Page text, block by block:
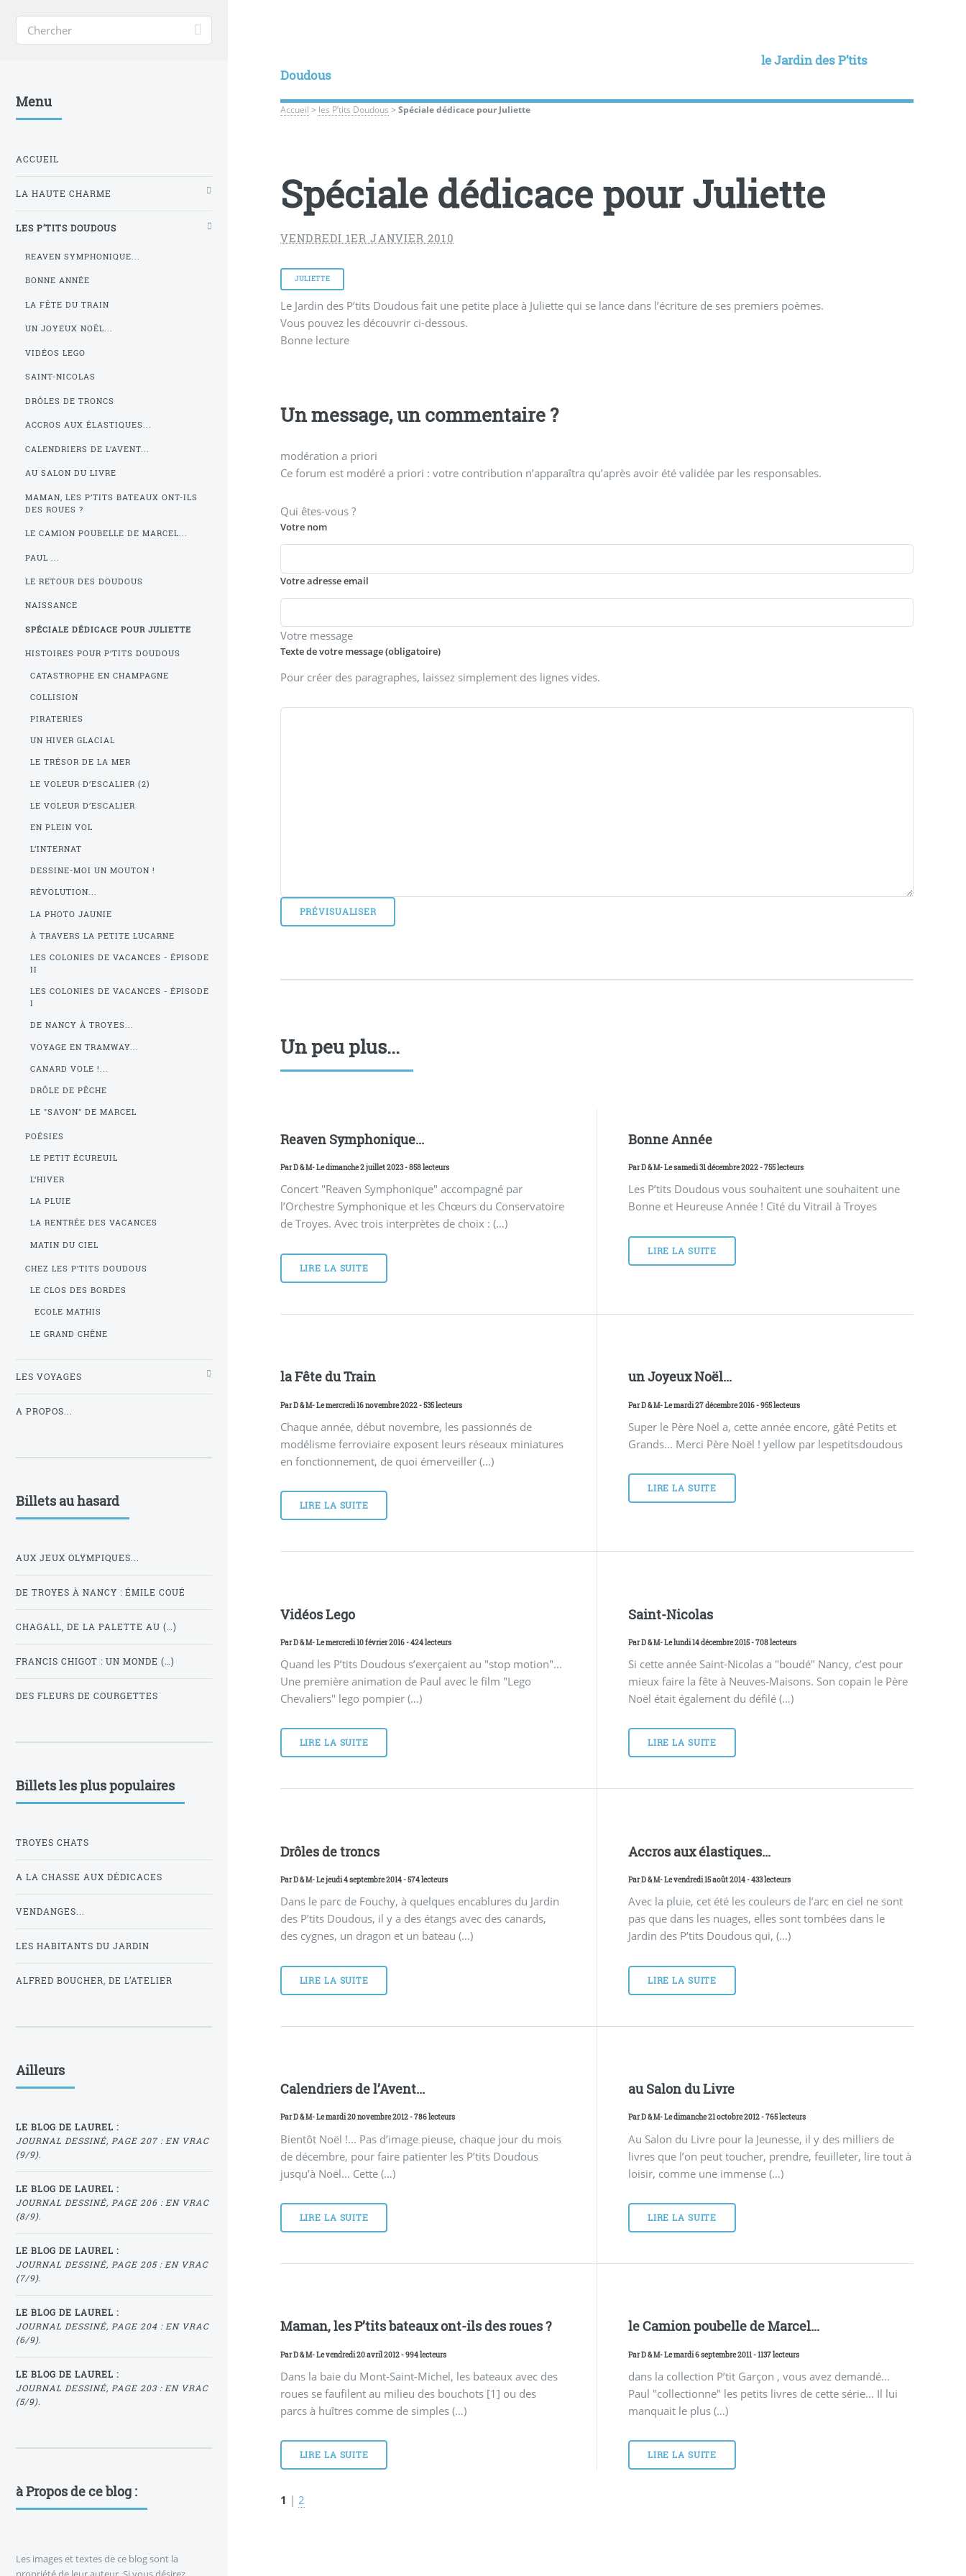
le Jardin des P’tits
Doudous
Accueil > les P’tits Doudous >Spéciale dédicace pour Juliette
Spéciale dédicace pour Juliette
VENDREDI 1ER JANVIER 2010
JULIETTE
Le Jardin des P’tits Doudous fait une petite place à Juliette qui se lance dans l’écriture de ses premiers poèmes.
Vous pouvez les découvrir ci-dessous.
Bonne lecture
Un message, un commentaire ?
modération a priori
Ce forum est modéré a priori : votre contribution n’apparaîtra qu’après avoir été validée par les responsables.
Qui êtes-vous ?
Votre nom
Votre adresse email
Votre message
Texte de votre message (obligatoire)
Pour créer des paragraphes, laissez simplement des lignes vides.
Un peu plus...
Reaven Symphonique...
ParD & M- Le dimanche 2 juillet 2023 - 858 lecteurs
Concert "Reaven Symphonique" accompagné par
l’Orchestre Symphonique et les Chœurs du Conservatoire
de Troyes. Avec trois interprètes de choix : (…)
LIRE LA SUITE
Bonne Année
ParD & M- Le samedi 31 décembre 2022 - 755 lecteurs
Les P’tits Doudous vous souhaitent une souhaitent une
Bonne et Heureuse Année ! Cité du Vitrail à Troyes
LIRE LA SUITE
la Fête du Train
ParD & M- Le mercredi 16 novembre 2022 - 535 lecteurs
Chaque année, début novembre, les passionnés de
modélisme ferroviaire exposent leurs réseaux miniatures
en fonctionnement, de quoi émerveiller (…)
LIRE LA SUITE
un Joyeux Noël...
ParD & M- Le mardi 27 décembre 2016 - 955 lecteurs
Super le Père Noël a, cette année encore, gâté Petits et
Grands... Merci Père Noël ! yellow par lespetitsdoudous
LIRE LA SUITE
Vidéos Lego
ParD & M- Le mercredi 10 février 2016 - 424 lecteurs
Quand les P’tits Doudous s’exerçaient au "stop motion"...
Une première animation de Paul avec le film "Lego
Chevaliers" lego pompier (…)
LIRE LA SUITE
Saint-Nicolas
ParD & M- Le lundi 14 décembre 2015 - 708 lecteurs
Si cette année Saint-Nicolas a "boudé" Nancy, c’est pour
mieux faire la fête à Neuves-Maisons. Son copain le Père
Noël était également du défilé (…)
LIRE LA SUITE
Drôles de troncs
ParD & M- Le jeudi 4 septembre 2014 - 574 lecteurs
Dans le parc de Fouchy, à quelques encablures du Jardin
des P’tits Doudous, il y a des étangs avec des canards,
des cygnes, un dragon et un bateau (…)
LIRE LA SUITE
Accros aux élastiques...
ParD & M- Le vendredi 15 août 2014 - 433 lecteurs
Avec la pluie, cet été les couleurs de l’arc en ciel ne sont
pas que dans les nuages, elles sont tombées dans le
Jardin des P’tits Doudous qui, (…)
LIRE LA SUITE
Calendriers de l’Avent...
ParD & M- Le mardi 20 novembre 2012 - 786 lecteurs
Bientôt Noël !... Pas d’image pieuse, chaque jour du mois
de décembre, pour faire patienter les P’tits Doudous
jusqu’à Noël... Cette (…)
LIRE LA SUITE
au Salon du Livre
ParD & M- Le dimanche 21 octobre 2012 - 765 lecteurs
Au Salon du Livre pour la Jeunesse, il y des milliers de
livres que l’on peut toucher, prendre, feuilleter, lire tout à
loisir, comme une immense (…)
LIRE LA SUITE
Maman, les P’tits bateaux ont-ils des roues ?
ParD & M- Le vendredi 20 avril 2012 - 994 lecteurs
Dans la baie du Mont-Saint-Michel, les bateaux avec des
roues se faufilent au milieu des bouchots [1] ou des
parcs à huîtres comme de simples (…)
LIRE LA SUITE
le Camion poubelle de Marcel...
ParD & M- Le mardi 6 septembre 2011 - 1137 lecteurs
dans la collection P’tit Garçon , vous avez demandé...
Paul "collectionne" les petits livres de cette série... Il lui
manquait le plus (…)
LIRE LA SUITE
1 | 2
Menu
ACCUEIL
LA HAUTE CHARME
LES P’TITS DOUDOUS
REAVEN SYMPHONIQUE...
BONNE ANNÉE
LA FÊTE DU TRAIN
UN JOYEUX NOËL...
VIDÉOS LEGO
SAINT-NICOLAS
DRÔLES DE TRONCS
ACCROS AUX ÉLASTIQUES...
CALENDRIERS DE L’AVENT...
AU SALON DU LIVRE
MAMAN, LES P’TITS BATEAUX ONT-ILS
DES ROUES ?
LE CAMION POUBELLE DE MARCEL...
PAUL ...
LE RETOUR DES DOUDOUS
NAISSANCE
SPÉCIALE DÉDICACE POUR JULIETTE
HISTOIRES POUR P’TITS DOUDOUS
CATASTROPHE EN CHAMPAGNE
COLLISION
PIRATERIES
UN HIVER GLACIAL
LE TRÉSOR DE LA MER
LE VOLEUR D’ESCALIER (2)
LE VOLEUR D’ESCALIER
EN PLEIN VOL
L’INTERNAT
DESSINE-MOI UN MOUTON !
RÉVOLUTION...
LA PHOTO JAUNIE
À TRAVERS LA PETITE LUCARNE
LES COLONIES DE VACANCES - ÉPISODE
II
LES COLONIES DE VACANCES - ÉPISODE
I
DE NANCY À TROYES...
VOYAGE EN TRAMWAY...
CANARD VOLE !...
DRÔLE DE PÊCHE
LE "SAVON" DE MARCEL
POÉSIES
LE PETIT ÉCUREUIL
L’HIVER
LA PLUIE
LA RENTRÉE DES VACANCES
MATIN DU CIEL
CHEZ LES P’TITS DOUDOUS
LE CLOS DES BORDES
ECOLE MATHIS
LE GRAND CHÊNE
LES VOYAGES
A PROPOS...
Billets au hasard
AUX JEUX OLYMPIQUES...
DE TROYES À NANCY : ÉMILE COUÉ
CHAGALL, DE LA PALETTE AU (…)
FRANCIS CHIGOT : UN MONDE (…)
DES FLEURS DE COURGETTES
Billets les plus populaires
TROYES CHATS
A LA CHASSE AUX DÉDICACES
VENDANGES...
LES HABITANTS DU JARDIN
ALFRED BOUCHER, DE L’ATELIER
Ailleurs
LE BLOG DE LAUREL :
JOURNAL DESSINÉ, PAGE 207 : EN VRAC
(9/9).
LE BLOG DE LAUREL :
JOURNAL DESSINÉ, PAGE 206 : EN VRAC
(8/9).
LE BLOG DE LAUREL :
JOURNAL DESSINÉ, PAGE 205 : EN VRAC
(7/9).
LE BLOG DE LAUREL :
JOURNAL DESSINÉ, PAGE 204 : EN VRAC
(6/9).
LE BLOG DE LAUREL :
JOURNAL DESSINÉ, PAGE 203 : EN VRAC
(5/9).
à Propos de ce blog :
Les images et textes de ce blog sont la